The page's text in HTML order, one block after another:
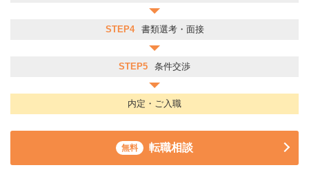
STEP4 書類選考・面接
STEP5 条件交渉
内定・ご入職
無料 転職相談